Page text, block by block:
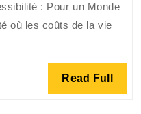
: Pour un Monde
où les coûts de la vie
Read Full Read
Full